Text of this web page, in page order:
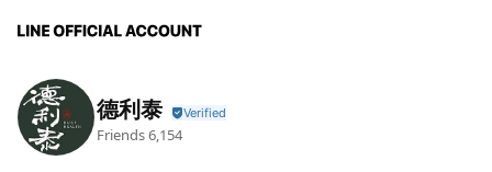
德利泰
Friends6,154